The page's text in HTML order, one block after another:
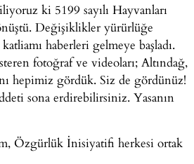
ki 5199 sayılı Hayvanları
Değişiklikler yürürlüğe
haberleri gelmeye başladı.
fotoğraf ve videoları; Altındağ,
hepimiz gördük. Siz de gördünüz!
sona erdirebilirsiniz. Yasanın
Özgürlük İnisiyatifi herkesi ortak